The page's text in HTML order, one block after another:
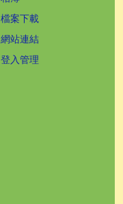
檔案下載
網站連結
登入管理